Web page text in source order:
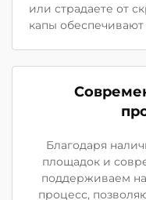
или страдаете от
капы
Благодаря
площадок и
поддерживаем
процесс,